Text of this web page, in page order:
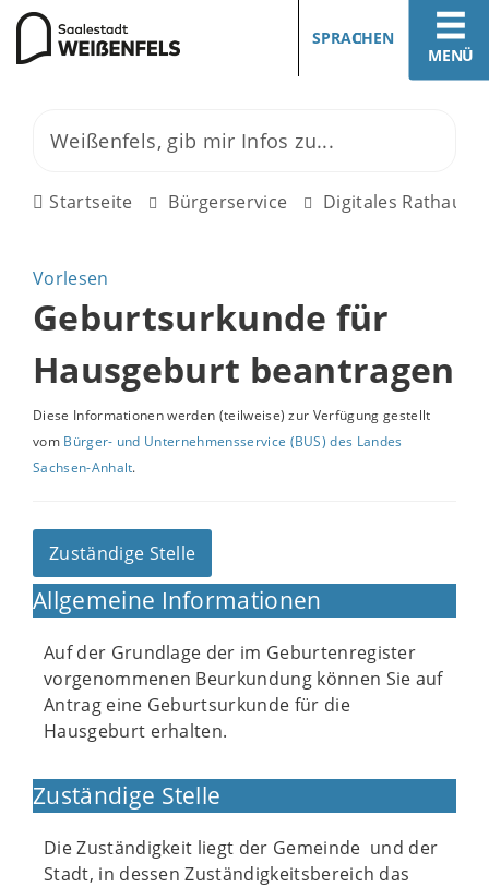
MENÜ
SPRACHEN
Startseite Bürgerservice Digitales Rathaus
Vorlesen
Geburtsurkunde für
Hausgeburt beantragen
Diese Informationen werden (teilweise) zur Verfügung gestellt
vom Bürger- und Unternehmensservice (BUS) des Landes
Sachsen-Anhalt.
Zuständige Stelle
Allgemeine Informationen
Auf der Grundlage der im Geburtenregister
vorgenommenen Beurkundung können Sie auf
Antrag eine Geburtsurkunde für die
Hausgeburt erhalten.
Zuständige Stelle
Die Zuständigkeit liegt der Gemeinde und der
Stadt, in dessen Zuständigkeitsbereich das